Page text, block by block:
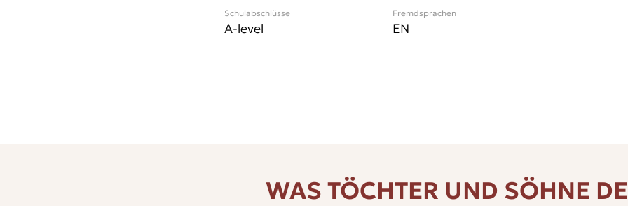
Schulabschlüsse
A-level
Fremdsprachen
EN
WAS TÖCHTER UND SÖHNE